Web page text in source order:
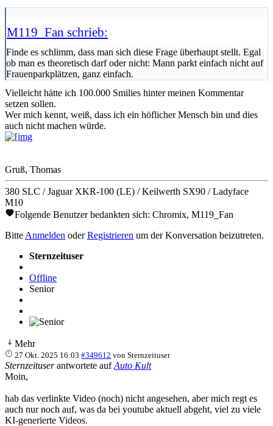
M119_Fan schrieb:
Finde es schlimm, dass man sich diese Frage überhaupt stellt. Egal
ob man es theoretisch darf oder nicht: Mann parkt einfach nicht auf
Frauenparkplätzen, ganz einfach.
Vielleicht hätte ich 100.000 Smilies hinter meinen Kommentar
setzen sollen.
Wer mich kennt, weiß, dass ich ein höflicher Mensch bin und dies
auch nicht machen würde.
Gruß, Thomas
380 SLC / Jaguar XKR-100 (LE) / Keilwerth SX90 / Ladyface
M10
Folgende Benutzer bedankten sich: Chromix, M119_Fan
Bitte Anmelden oderRegistrieren um der Konversation beizutreten.
Sternzeituser
Offline
Senior
Mehr
27 Okt. 2025 16:03 #349612 vonSternzeituser
Sternzeituserantwortete aufAuto Kult
Moin,
hab das verlinkte Video (noch) nicht angesehen, aber mich regt es
auch nur noch auf, was da bei youtube aktuell abgeht, viel zu viele
KI-generierte Videos.